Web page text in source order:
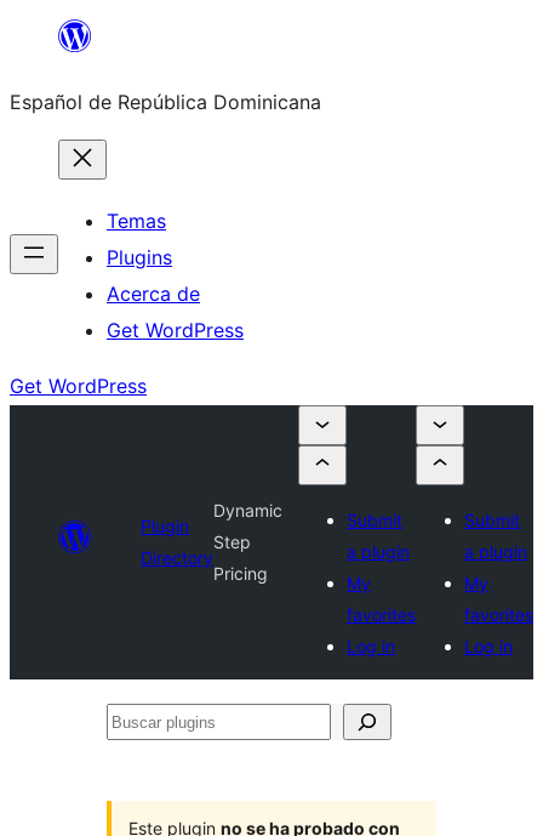
Saltar
contenido
Español de República Dominicana
Temas
Plugins
Acerca de
Get WordPress
Get WordPress
Plugin
Directory
Dynamic
Step
Pricing
Submit
a plugin
My
favorites
Log in
Submit
a plugin
My
favorites
Log in
Buscar
Este plugin no se ha probado con